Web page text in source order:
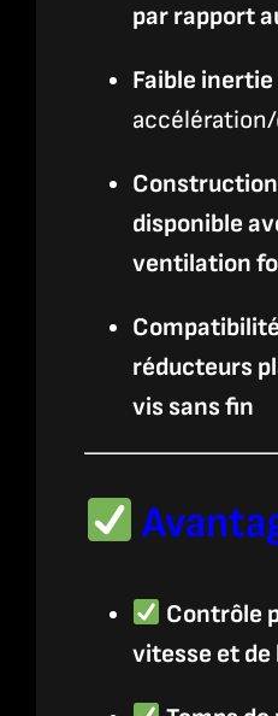
par rapport
Faible inertie
disponible
ventilation
réducteurs
vis sans fin
Contrôle
vitesse et de